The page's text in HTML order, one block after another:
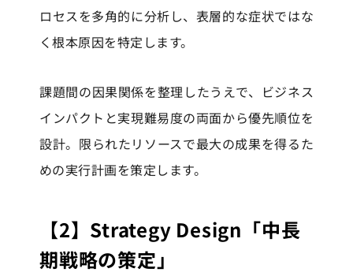
ロセスを多角的に分析し、表層的な症状ではな
く根本原因を特定します。
課題間の因果関係を整理したうえで、ビジネス
インパクトと実現難易度の両面から優先順位を
設計。限られたリソースで最大の成果を得るた
めの実行計画を策定します。
【2】Strategy Design「中長
期戦略の策定」